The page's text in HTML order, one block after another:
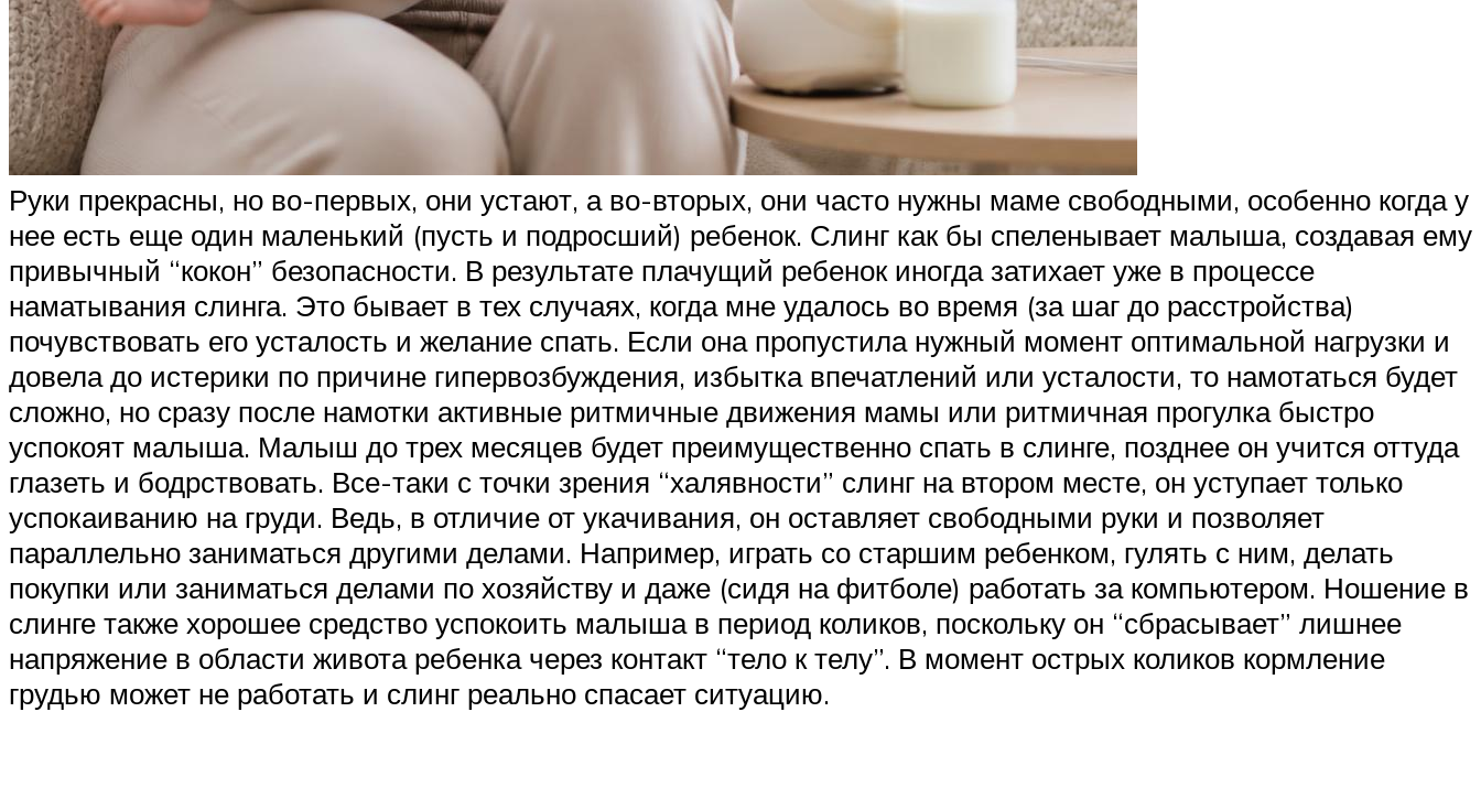
Руки прекрасны, но во-первых, они устают, а во-вторых, они часто нужны маме свободными, особенно когда у
нее есть еще один маленький (пусть и подросший) ребенок. Слинг как бы спеленывает малыша, создавая ему
привычный “кокон” безопасности. В результате плачущий ребенок иногда затихает уже в процессе
наматывания слинга. Это бывает в тех случаях, когда мне удалось во время (за шаг до расстройства)
почувствовать его усталость и желание спать. Если она пропустила нужный момент оптимальной нагрузки и
довела до истерики по причине гипервозбуждения, избытка впечатлений или усталости, то намотаться будет
сложно, но сразу после намотки активные ритмичные движения мамы или ритмичная прогулка быстро
успокоят малыша. Малыш до трех месяцев будет преимущественно спать в слинге, позднее он учится оттуда
глазеть и бодрствовать. Все-таки с точки зрения “халявности” слинг на втором месте, он уступает только
успокаиванию на груди. Ведь, в отличие от укачивания, он оставляет свободными руки и позволяет
параллельно заниматься другими делами. Например, играть со старшим ребенком, гулять с ним, делать
покупки или заниматься делами по хозяйству и даже (сидя на фитболе) работать за компьютером. Ношение в
слинге также хорошее средство успокоить малыша в период коликов, поскольку он “сбрасывает” лишнее
напряжение в области живота ребенка через контакт “тело к телу”. В момент острых коликов кормление
грудью может не работать и слинг реально спасает ситуацию.